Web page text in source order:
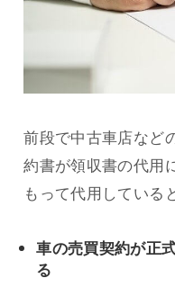
前段で中古車店など
約書が領収書の代用
もって代用している
車の売買契約が正
る